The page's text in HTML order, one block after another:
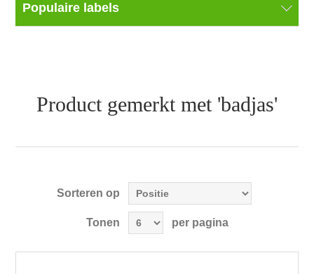
Populaire labels
Product gemerkt met 'badjas'
Sorteren op
Tonen per pagina